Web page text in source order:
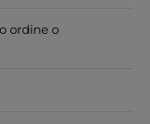
ordine o